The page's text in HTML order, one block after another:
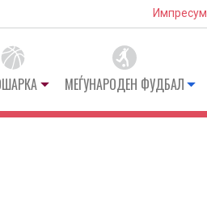
Импресум
МЕЃУНАРОДЕН ФУДБАЛ